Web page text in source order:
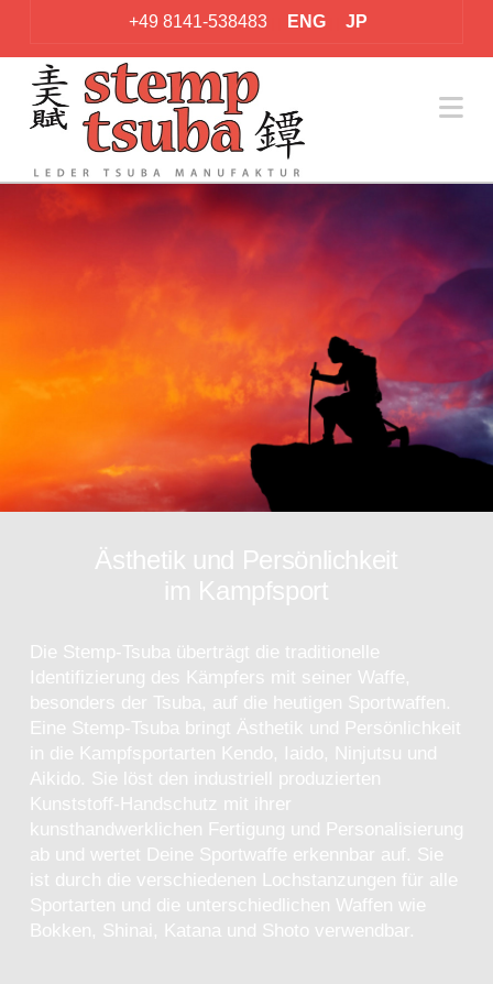
+49 8141-538483 ENG| JP
Ästhetik und Persönlichkeit
im Kampfsport
Die Stemp-Tsuba überträgt die traditionelle
Identifizierung des Kämpfers mit seiner Waffe,
besonders der Tsuba, auf die heutigen Sportwaffen.
Eine Stemp-Tsuba bringt Ästhetik und Persönlichkeit
in die Kampfsportarten Kendo, Iaido, Ninjutsu und
Aikido. Sie löst den industriell produzierten
Kunststoff-Handschutz mit ihrer
kunsthandwerklichen Fertigung und Personalisierung
ab und wertet Deine Sportwaffe erkennbar auf. Sie
ist durch die verschiedenen Lochstanzungen für alle
Sportarten und die unterschiedlichen Waffen wie
Bokken, Shinai, Katana und Shoto verwendbar.